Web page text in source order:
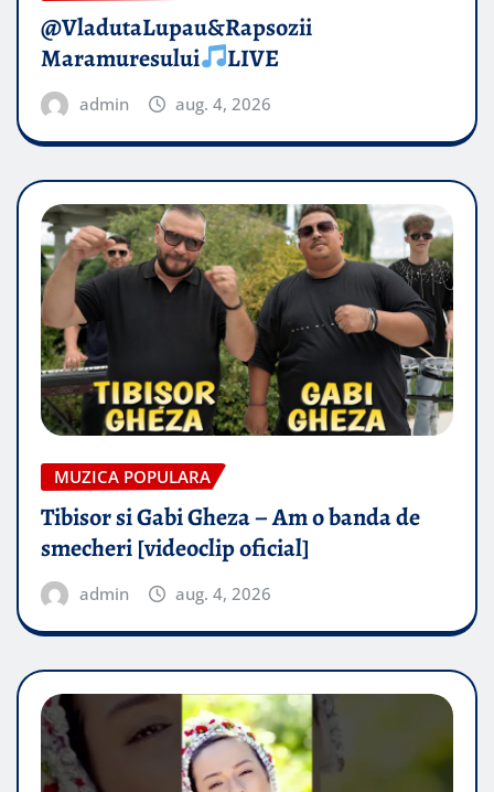
@VladutaLupau&Rapsozii
Maramuresului
LIVE
admin aug. 4, 2026
MUZICA POPULARA
Tibisor si Gabi Gheza – Am o banda de
smecheri [videoclip oficial]
admin aug. 4, 2026